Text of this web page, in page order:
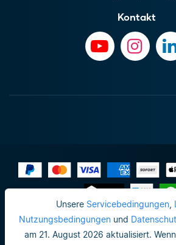
Unsere Servicebedingungen,
Nutzungsbedingungen und
am 21. August 2026 aktualisiert.
Kontakt
Impressum
Datenschutzrichtlinie